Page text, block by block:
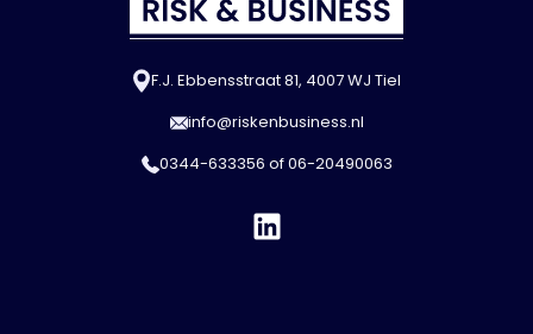
F.J. Ebbensstraat 81, 4007 WJ Tiel
info@riskenbusiness.nl
0344-633356 of06-20490063